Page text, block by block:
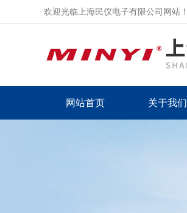
欢迎光临上海民仪电子有限公司网站！
网站首页 关于我们